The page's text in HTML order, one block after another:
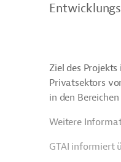
Ziel des
Privatsektors
in den
Weitere
GTAI informiert